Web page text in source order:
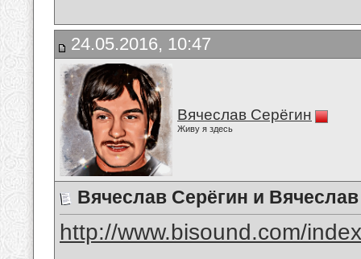
24.05.2016, 10:47
Вячеслав Серёгин
Живу я здесь
Вячеслав Серёгин и
http://www.bisound.com/